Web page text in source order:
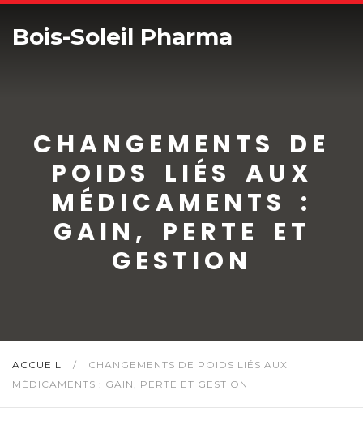
Bois-Soleil Pharma
CHANGEMENTS DE
POIDS LIÉS AUX
MÉDICAMENTS :
GAIN, PERTE ET
GESTION
ACCUEIL /
CHANGEMENTS DE POIDS LIÉS AUX
MÉDICAMENTS : GAIN, PERTE ET GESTION